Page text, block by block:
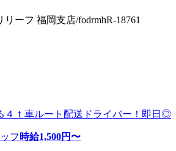
ーフ 福岡支店/fodrmhR-18761
４ｔ車ルート配送ドライバー！即日◎
フ 時給1,500円〜